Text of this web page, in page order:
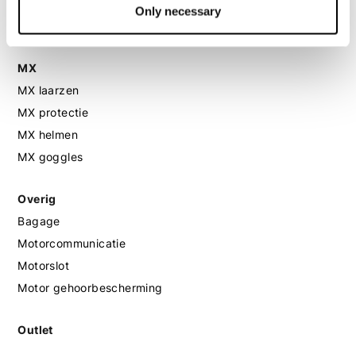
Only necessary
Motorschoenen dames
MX
MX laarzen
MX protectie
MX helmen
MX goggles
Overig
Bagage
Motorcommunicatie
Motorslot
Motor gehoorbescherming
Outlet